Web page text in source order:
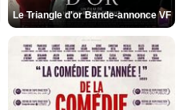
Le Triangle d'or Bande-annonce VF